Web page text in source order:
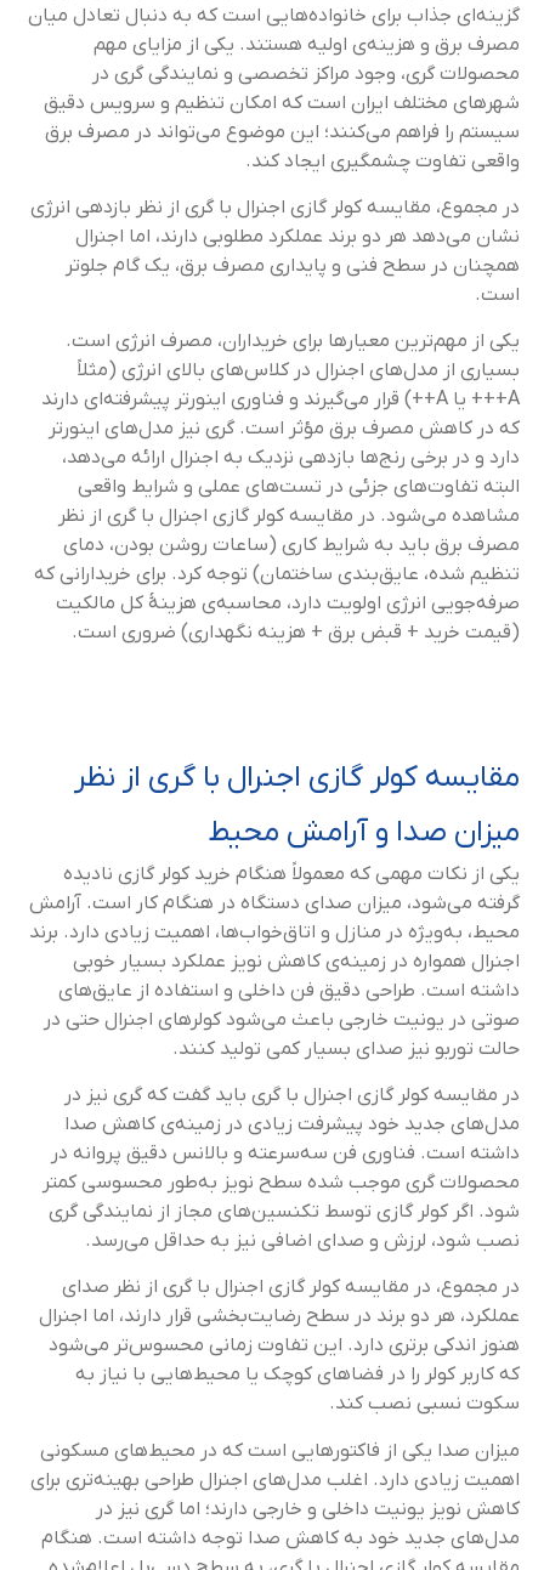
گزینه‌ای جذاب برای خانواده‌هایی است که به دنبال تعادل میان
مصرف برق و هزینه‌ی اولیه هستند. یکی از مزایای مهم
محصولات گری، وجود مراکز تخصصی و نمایندگی گری در
شهرهای مختلف ایران است که امکان تنظیم و سرویس دقیق
سیستم را فراهم می‌کنند؛ این موضوع می‌تواند در مصرف برق
واقعی تفاوت چشمگیری ایجاد کند.
در مجموع، مقایسه کولر گازی اجنرال با گری از نظر بازدهی انرژی
نشان می‌دهد هر دو برند عملکرد مطلوبی دارند، اما اجنرال
همچنان در سطح فنی و پایداری مصرف برق، یک گام جلوتر
است.
یکی از مهم‌ترین معیارها برای خریداران، مصرف انرژی است.
بسیاری از مدل‌های اجنرال در کلاس‌های بالای انرژی (مثلاً
A+++ یا A++) قرار می‌گیرند و فناوری اینورتر پیشرفته‌ای دارند
که در کاهش مصرف برق مؤثر است. گری نیز مدل‌های اینورتر
دارد و در برخی رنج‌ها بازدهی نزدیک به اجنرال ارائه می‌دهد،
البته تفاوت‌های جزئی در تست‌های عملی و شرایط واقعی
مشاهده می‌شود. در مقایسه کولر گازی اجنرال با گری از نظر
مصرف برق باید به شرایط کاری (ساعات روشن بودن، دمای
تنظیم شده، عایق‌بندی ساختمان) توجه کرد. برای خریدارانی که
صرفه‌جویی انرژی اولویت دارد، محاسبه‌ی هزینهٔ کل مالکیت
(قیمت خرید + قبض برق + هزینه نگهداری) ضروری است.
مقایسه کولر گازی اجنرال با گری از نظر
میزان صدا و آرامش محیط
یکی از نکات مهمی که معمولاً هنگام خرید کولر گازی نادیده
گرفته می‌شود، میزان صدای دستگاه در هنگام کار است. آرامش
محیط، به‌ویژه در منازل و اتاق‌خواب‌ها، اهمیت زیادی دارد. برند
اجنرال همواره در زمینه‌ی کاهش نویز عملکرد بسیار خوبی
داشته است. طراحی دقیق فن داخلی و استفاده از عایق‌های
صوتی در یونیت خارجی باعث می‌شود کولرهای اجنرال حتی در
حالت توربو نیز صدای بسیار کمی تولید کنند.
در مقایسه کولر گازی اجنرال با گری باید گفت که گری نیز در
مدل‌های جدید خود پیشرفت زیادی در زمینه‌ی کاهش صدا
داشته است. فناوری فن سه‌سرعته و بالانس دقیق پروانه در
محصولات گری موجب شده سطح نویز به‌طور محسوسی کمتر
شود. اگر کولر گازی توسط تکنسین‌های مجاز از نمایندگی گری
نصب شود، لرزش و صدای اضافی نیز به حداقل می‌رسد.
در مجموع، در مقایسه کولر گازی اجنرال با گری از نظر صدای
عملکرد، هر دو برند در سطح رضایت‌بخشی قرار دارند، اما اجنرال
هنوز اندکی برتری دارد. این تفاوت زمانی محسوس‌تر می‌شود
که کاربر کولر را در فضاهای کوچک یا محیط‌هایی با نیاز به
سکوت نسبی نصب کند.
میزان صدا یکی از فاکتورهایی است که در محیط‌های مسکونی
اهمیت زیادی دارد. اغلب مدل‌های اجنرال طراحی بهینه‌تری برای
کاهش نویز یونیت داخلی و خارجی دارند؛ اما گری نیز در
مدل‌های جدید خود به کاهش صدا توجه داشته است. هنگام